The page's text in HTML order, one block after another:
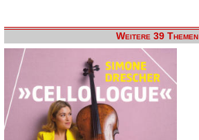
Weitere 39 Themen